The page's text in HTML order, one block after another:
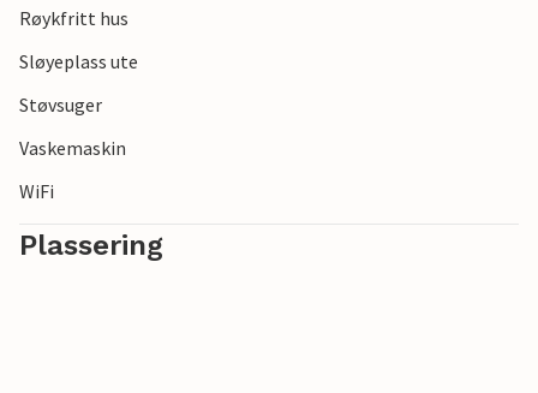
Røykfritt hus
Sløyeplass ute
Støvsuger
Vaskemaskin
WiFi
Plassering